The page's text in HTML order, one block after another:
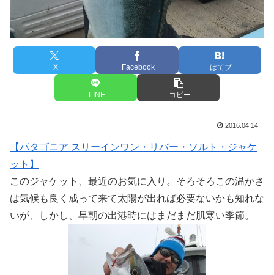
X Facebook はてブ
LINE コピー
2016.04.14
【パタゴニア スリーインワン・リバー・ソルト・ジャケ
ット】
このジャケット、最近のお気に入り。そろそろこの温かさ
は気候も良く成って来て太陽が出れば必要ないかも知れな
いが、しかし、早朝の出港時にはまだまだ肌寒い季節。